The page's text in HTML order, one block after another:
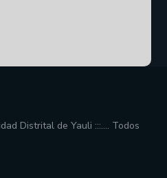
Distrital de Yauli :::…. Todos